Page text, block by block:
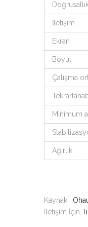
İletişim
Ekran
Boyut
Çalışma
Minimum
Ağırlık
Kaynak :
İletişim İçin